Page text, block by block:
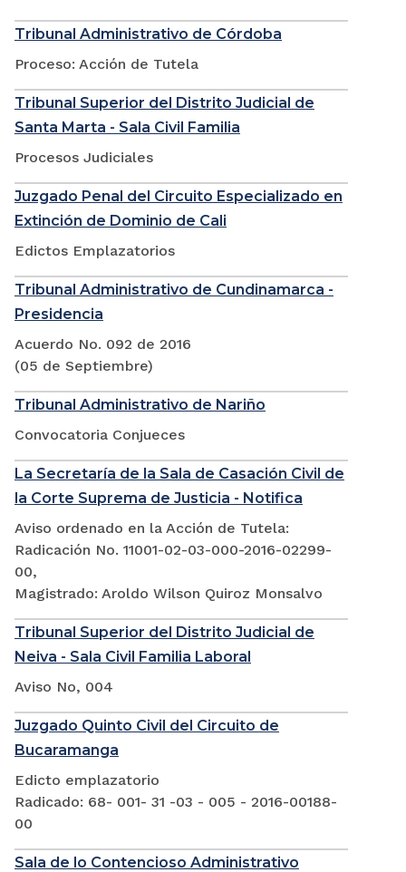
Tribunal Administrativo de Córdoba
Proceso: Acción de Tutela
Tribunal Superior del Distrito Judicial de
Santa Marta - Sala Civil Familia
Procesos Judiciales
Juzgado Penal del Circuito Especializado en
Extinción de Dominio de Cali
Edictos Emplazatorios
Tribunal Administrativo de Cundinamarca -
Presidencia
Acuerdo No. 092 de 2016
(05 de Septiembre)
Tribunal Administrativo de Nariño
Convocatoria Conjueces
La Secretaría de la Sala de Casación Civil de
la Corte Suprema de Justicia - Notifica
Aviso ordenado en la Acción de Tutela:
Radicación No. 11001-02-03-000-2016-02299-
00,
Magistrado: Aroldo Wilson Quiroz Monsalvo
Tribunal Superior del Distrito Judicial de
Neiva - Sala Civil Familia Laboral
Aviso No, 004
Juzgado Quinto Civil del Circuito de
Bucaramanga
Edicto emplazatorio
Radicado: 68- 001- 31 -03 - 005 - 2016-00188-
00
Sala de lo Contencioso Administrativo